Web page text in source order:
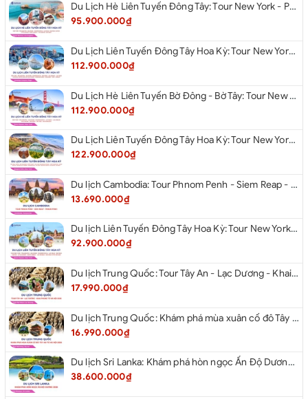
Du Lịch Hè Liên Tuyến Đông Tây: Tour New York - Philadelphia - Delaware - Washington Dc - Las Vegas - Red Rock Canyon - Little Saigon - Santa Monica - Los Angeles - San Diego Từ Hà Nội 2026
95.900.000₫
Du Lịch Liên Tuyến Đông Tây Hoa Kỳ: Tour New York - Philadelphia - Delaware - Washington Dc - San Diego - Los Angeles - Las Vegas - Antelope Canyon (Hẻm Núi Linh Dương) - Horseshoe Bend - Monument - Page - Phoenix Từ Hà Nội 2026
112.900.000₫
Du Lịch Hè Liên Tuyến Bờ Đông - Bờ Tây: Tour New York - Philadelphia - Delaware - Washington Dc - Las Vegas - Los Angeles - Hollywood - San Diego - San Jose - San Francisco - Từ Hà Nội 2026
112.900.000₫
Du Lịch Liên Tuyến Đông Tây Hoa Kỳ: Tour New York - Boston - New Hampshire - Artist’s Bluff - Echo Lake Kancamagus Highway - White Mountains - Albany - Buffalo - Niagara Falls Corning - Washington Dc - Las Vegas - Red Rock Canyon - Los Angeles - San Diego Từ Hà Nội 2026
122.900.000₫
Du lịch Cambodia: Tour Phnom Penh - Siem Reap - Phnom Penh
13.690.000₫
Du lịch Liên Tuyến Đông Tây Hoa Kỳ: Tour New York - Philadelphia - Delaware - Washington D.C - Las Vegas - Red rock Canyon - Little Saigon - Santa Monica - Los Angeles - San Diego từ Hà Nội 2026
92.900.000₫
Du lịch Trung Quốc: Tour Tây An - Lạc Dương - Khai Phong từ Hà Nội 2026
17.990.000₫
Du lịch Trung Quốc: Khám phá mùa xuân cố đô Tây An từ Hà Nội 2026
16.990.000₫
Du lịch Sri Lanka: Khám phá hòn ngọc Ấn Độ Dương 2026
38.600.000₫